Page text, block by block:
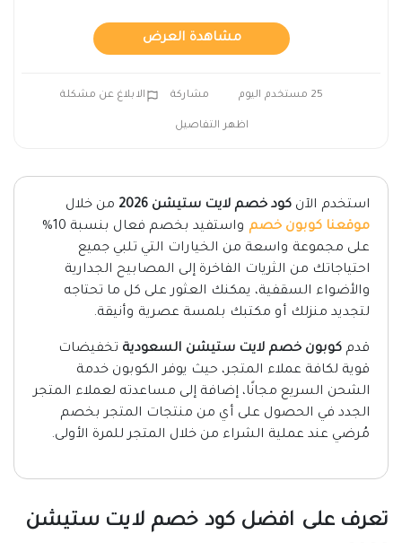
مشاهدة العرض
25 مستخدم اليوم مشاركة الابلاغ عن مشكلة
اظهر التفاصيل
استخدم الآن كود خصم لايت ستيشن 2026
من خلال
موقعنا كوبون خصم
واستفيد بخصم فعال بنسبة 10%
على مجموعة واسعة من الخيارات التي تلبي جميع
احتياجاتك من الثريات الفاخرة إلى المصابيح الجدارية
والأضواء السقفية، يمكنك العثور على كل ما تحتاجه
لتجديد منزلك أو مكتبك بلمسة عصرية وأنيقة.
قدم كوبون خصم لايت ستيشن السعودية تخفيضات
قوية لكافة عملاء المتجر، حيث يوفر الكوبون خدمة
الشحن السريع مجانًا، إضافة إلى مساعدته لعملاء المتجر
الجدد في الحصول على أي من منتجات المتجر بخصم
مُرضي عند عملية الشراء من خلال المتجر للمرة الأولى.
تعرف على افضل كود خصم لايت ستيشن